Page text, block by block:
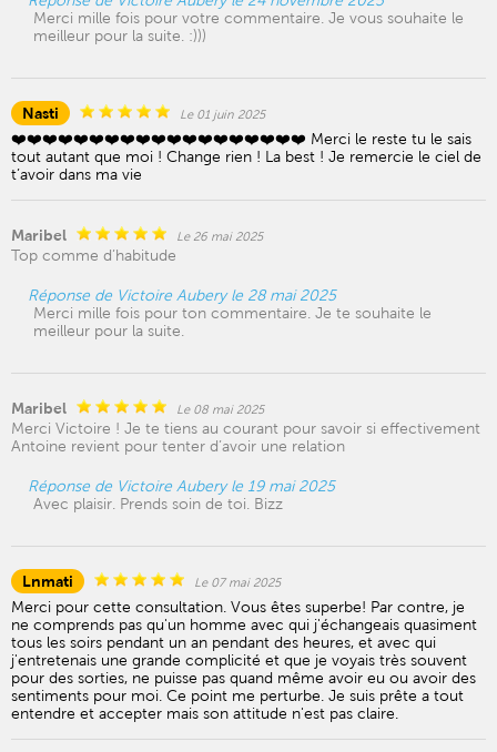
Merci mille fois pour votre commentaire. Je vous souhaite le
meilleur pour la suite. :)))
Nasti Le 01 juin 2025
❤️❤️❤️❤️❤️❤️❤️❤️❤️❤️❤️❤️❤️❤️❤️❤️❤️❤️❤️ Merci le reste tu le sais
tout autant que moi ! Change rien ! La best ! Je remercie le ciel de
t’avoir dans ma vie
Maribel Le 26 mai 2025
Top comme d’habitude
Réponse de Victoire Aubery le 28 mai 2025
Merci mille fois pour ton commentaire. Je te souhaite le
meilleur pour la suite.
Maribel Le 08 mai 2025
Merci Victoire ! Je te tiens au courant pour savoir si effectivement
Antoine revient pour tenter d’avoir une relation
Réponse de Victoire Aubery le 19 mai 2025
Avec plaisir. Prends soin de toi. Bizz
Lnmati Le 07 mai 2025
Merci pour cette consultation. Vous êtes superbe! Par contre, je
ne comprends pas qu'un homme avec qui j'échangeais quasiment
tous les soirs pendant un an pendant des heures, et avec qui
j'entretenais une grande complicité et que je voyais très souvent
pour des sorties, ne puisse pas quand même avoir eu ou avoir des
sentiments pour moi. Ce point me perturbe. Je suis prête a tout
entendre et accepter mais son attitude n'est pas claire.